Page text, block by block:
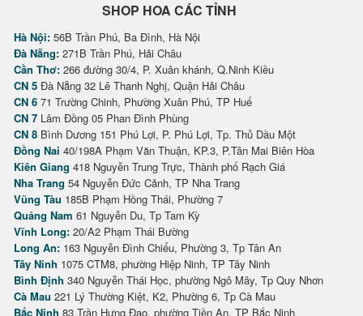
SHOP HOA CÁC TỈNH
Hà Nội: 56B Trần Phú, Ba Đình, Hà Nội
Đà Nẵng: 271B Trần Phú, Hải Châu
Cần Thơ: 266 đường 30/4, P. Xuân khánh, Q.Ninh Kiều
CN 5 Đà Nẵng 32 Lê Thanh Nghị, Quận Hải Châu
CN 6 71 Trường Chinh, Phường Xuân Phú, TP Huế
CN 7 Lâm Đồng 05 Phan Đình Phùng
CN 8 Bình Dương 151 Phú Lợi, P. Phú Lợi, Tp. Thủ Dầu Một
Đồng Nai 40/198A Phạm Văn Thuận, KP.3, P.Tân Mai Biên Hòa
Kiên Giang 418 Nguyễn Trung Trực, Thành phố Rạch Giá
Nha Trang 54 Nguyễn Đức Cảnh, TP Nha Trang
Vũng Tàu 185B Phạm Hồng Thái, Phường 7
Quảng Nam 61 Nguyễn Du, Tp Tam Kỳ
Vĩnh Long: 20/A2 Phạm Thái Bường
Long An: 163 Nguyễn Đình Chiểu, Phường 3, Tp Tân An
Tây Ninh 1075 CTM8, phường Hiệp Ninh, TP Tây Ninh
Bình Định 340 Nguyễn Thái Học, phường Ngô Mây, Tp Quy Nhơn
Cà Mau 221 Lý Thường Kiệt, K2, Phường 6, Tp Cà Mau
Bắc Ninh 83 Trần Hưng Đạo, phường Tiền An, TP Bắc Ninh